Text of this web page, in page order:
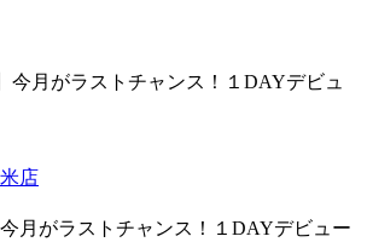
今月がラストチャンス！１DAYデビュ
店
今月がラストチャンス！１DAYデビュー